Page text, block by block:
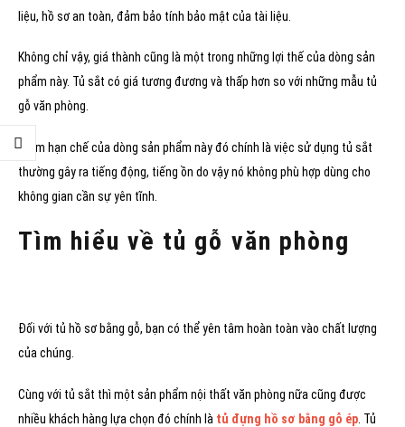
liệu, hồ sơ an toàn, đảm bảo tính bảo mật của tài liệu.
Không chỉ vậy, giá thành cũng là một trong những lợi thế của dòng sản
phẩm này. Tủ sắt có giá tương đương và thấp hơn so với những mẫu tủ
gỗ văn phòng.
Điểm hạn chế của dòng sản phẩm này đó chính là việc sử dụng tủ sắt
thường gây ra tiếng động, tiếng ồn do vậy nó không phù hợp dùng cho
không gian cần sự yên tĩnh.
Tìm hiểu về tủ gỗ văn phòng
Đối với tủ hồ sơ bằng gỗ, bạn có thể yên tâm hoàn toàn vào chất lượng
của chúng.
Cùng với tủ sắt thì một sản phẩm nội thất văn phòng nữa cũng được
nhiều khách hàng lựa chọn đó chính là tủ đựng hồ sơ bằng gỗ ép . Tủ